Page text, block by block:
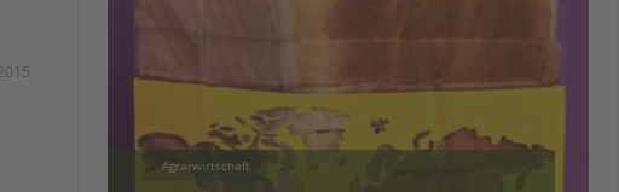
Agrarwirtschaft